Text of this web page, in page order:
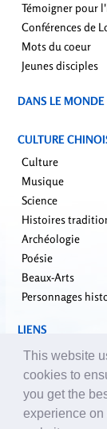
Témoigner pour
Conférences de
Mots du coeur
Jeunes disciples
DANS LE MONDE
CULTURE
Culture
Musique
Science
Histoires
Archéologie
Poésie
Beaux-Arts
Personnages
LIENS
falundafa.org
faluninfo.net
minghui.org
pureinsight.org
This website
cookies to
you get the
experience on